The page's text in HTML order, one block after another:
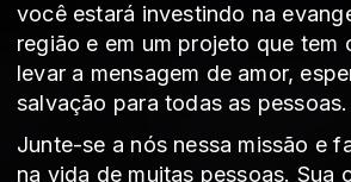
você estará investindo na
região e em um projeto que tem
levar a mensagem de amor,
salvação para todas as pessoas.
Junte-se a nós nessa missão e
na vida de muitas pessoas. Sua